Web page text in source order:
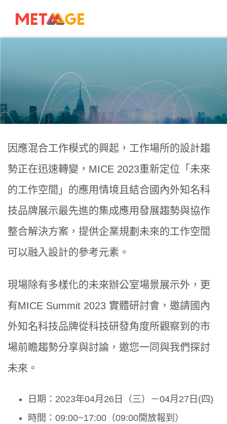
因應混合工作模式的興起，工作場所的設計趨
勢正在迅速轉變， MICE 2023重新定位「未來
的工作空間」的應用情境且結合國內外知名科
技品牌展示最先進的集成應用發展趨勢與協作
整合解決方案，提供企業規劃未來的工作空間
可以融入設計的參考元素。
現場除有多樣化的未來辦公室場景展示外，更
有MICE Summit 2023 實體研討會，邀請國內
外知名科技品牌從科技研發角度所觀察到的市
場前瞻趨勢分享與討論，邀您一同與我們探討
未來。
日期：2023年04月26日（三）－04月27日(四)
時間：09:00~17:00（09:00開放報到）